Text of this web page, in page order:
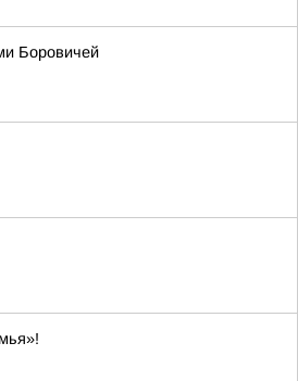
Боровичей